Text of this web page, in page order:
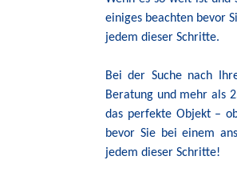
einiges beachten bevor
jedem dieser Schritte.
Bei der Suche nach
Beratung und mehr als
das perfekte Objekt –
bevor Sie bei einem
jedem dieser Schritte!